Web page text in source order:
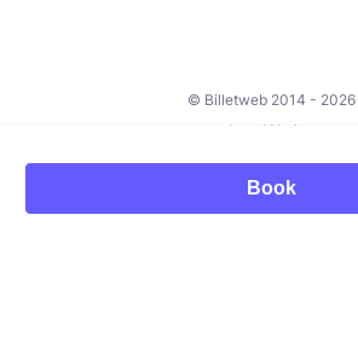
© Billetweb 2014 - 2026
Legal Notice
Report this page
Contact us
Book